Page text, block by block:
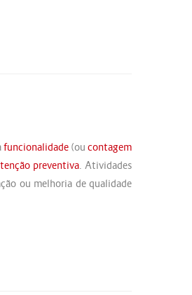
funcionalidade(ou contagem
preventiva. Atividades
ou melhoria de qualidade